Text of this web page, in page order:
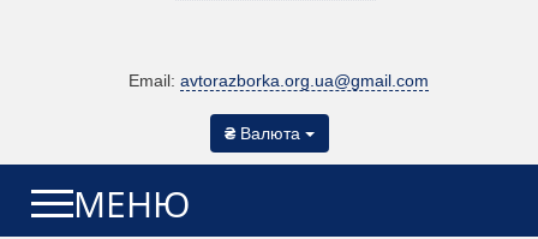
Email: avtorazborka.org.ua@gmail.com
₴ Валюта
МЕНЮ